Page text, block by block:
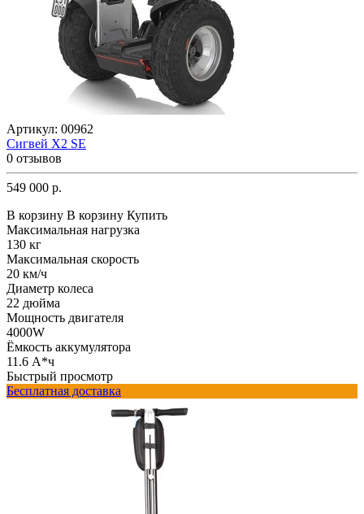
Артикул: 00962
Сигвей X2 SE
0 отзывов
549 000 р.
В корзину В корзину Купить
Максимальная нагрузка
130 кг
Максимальная скорость
20 км/ч
Диаметр колеса
22 дюйма
Мощность двигателя
4000W
Ёмкость аккумулятора
11.6 А*ч
Быстрый просмотр
Бесплатная доставка